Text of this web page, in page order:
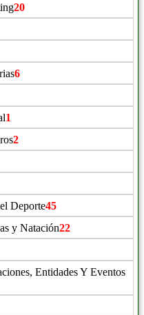
20
6
1
2
Deporte45
y Natación22
Entidades Y Eventos